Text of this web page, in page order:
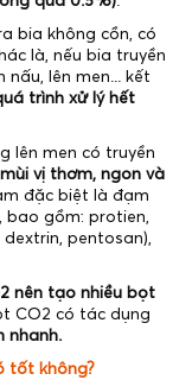
bia không cồn, có
là, nếu bia truyền
nấu, lên men... kết
trình xử lý hết
lên men có truyền
vị thơm, ngon và
đặc biệt là đạm
bao gồm: protien,
pentosan),
nên tạo nhiều bọt
CO2 có tác dụng
nhanh.
tốt không?